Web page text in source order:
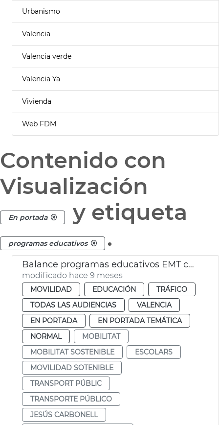
Urbanismo
Valencia
Valencia verde
Valencia Ya
Vivienda
Web FDM
Contenido con
Visualización
En portada y etiqueta
programas educativos .
Balance programas educativos EMT curso 2024-25
modificado hace 9 meses
MOVILIDAD EDUCACIÓN
TRÁFICO
TODAS LAS AUDIENCIAS
VALENCIA
EN PORTADA
EN PORTADA TEMÁTICA
NORMAL
MOBILITAT
MOBILITAT SOSTENIBLE
ESCOLARS
MOVILIDAD SOTENIBLE
TRANSPORT PÚBLIC
TRANSPORTE PÚBLICO
JESÚS CARBONELL